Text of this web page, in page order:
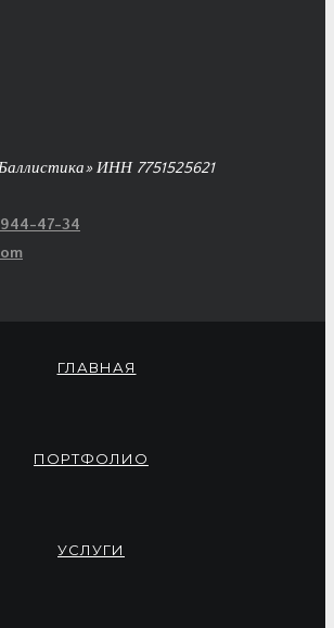
ИНН 7751525621
944-47-34
ГЛАВНАЯ
ПОРТФОЛИО
УСЛУГИ